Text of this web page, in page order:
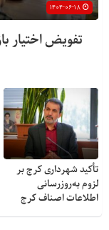
تفویض اختیار
تأکید شهرداری کرج بر
لزوم به‌روزرسانی
اطلاعات اصناف کرج